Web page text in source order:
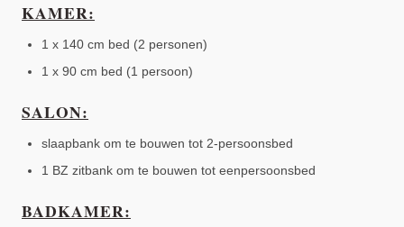
KAMER:
1 x 140 cm bed (2 personen)
1 x 90 cm bed (1 persoon)
SALON:
slaapbank om te bouwen tot 2-persoonsbed
1 BZ zitbank om te bouwen tot eenpersoonsbed
BADKAMER: